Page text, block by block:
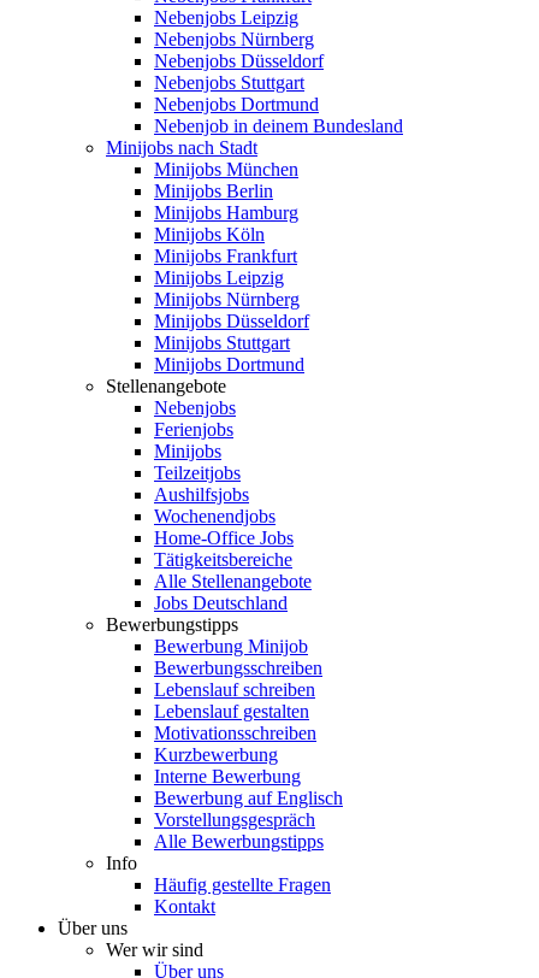
Nebenjobs Leipzig
Nebenjobs Nürnberg
Nebenjobs Düsseldorf
Nebenjobs Stuttgart
Nebenjobs Dortmund
Nebenjob in deinem Bundesland
Minijobs nach Stadt
Minijobs München
Minijobs Berlin
Minijobs Hamburg
Minijobs Köln
Minijobs Frankfurt
Minijobs Leipzig
Minijobs Nürnberg
Minijobs Düsseldorf
Minijobs Stuttgart
Minijobs Dortmund
Stellenangebote
Nebenjobs
Ferienjobs
Minijobs
Teilzeitjobs
Aushilfsjobs
Wochenendjobs
Home-Office Jobs
Tätigkeitsbereiche
Alle Stellenangebote
Jobs Deutschland
Bewerbungstipps
Bewerbung Minijob
Bewerbungsschreiben
Lebenslauf schreiben
Lebenslauf gestalten
Motivationsschreiben
Kurzbewerbung
Interne Bewerbung
Bewerbung auf Englisch
Vorstellungsgespräch
Alle Bewerbungstipps
Info
Häufig gestellte Fragen
Kontakt
Über uns
Wer wir sind
Über uns